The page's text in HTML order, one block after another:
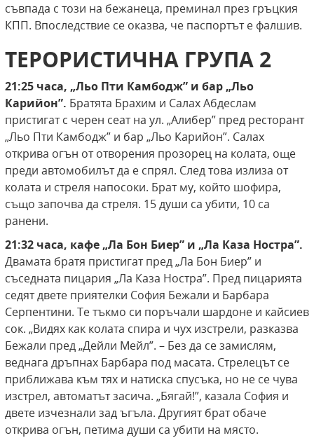
съвпада с този на бежанеца, преминал през гръцкия
КПП. Впоследствие се оказва, че паспортът е фалшив.
ТЕРОРИСТИЧНА ГРУПА 2
21:25 часа, „Льо Пти Камбодж” и бар „Льо
Карийон”. Братята Брахим и Салах Абдеслам
пристигат с черен сеат на ул. „Алибер” пред ресторант
„Льо Пти Камбодж” и бар „Льо Карийон”. Салах
открива огън от отворения прозорец на колата, още
преди автомобилът да е спрял. След това излиза от
колата и стреля напосоки. Брат му, който шофира,
също започва да стреля. 15 души са убити, 10 са
ранени.
21:32 часа, кафе „Ла Бон Биер” и „Ла Каза Ностра”.
Двамата братя пристигат пред „Ла Бон Биер” и
съседната пицария „Ла Каза Ностра”. Пред пицарията
седят двете приятелки София Бежали и Барбара
Серпентини. Те тъкмо си поръчали шардоне и кайсиев
сок. „Видях как колата спира и чух изстрели, разказва
Бежали пред „Дейли Мейл”. – Без да се замислям,
веднага дръпнах Барбара под масата. Стрелецът се
приближава към тях и натиска спусъка, но не се чува
изстрел, автоматът засича. „Бягай!”, казала София и
двете изчезнали зад ъгъла. Другият брат обаче
открива огън, петима души са убити на място.